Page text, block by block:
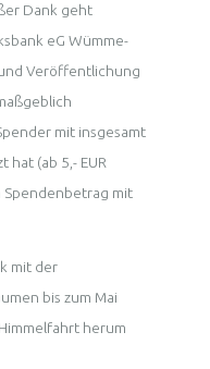
Dank geht
eG Wümme-
Veröffentlichung
mit insgesamt
hat (ab 5,- EUR
Spendenbetrag mit
mit der
bis zum Mai
herum